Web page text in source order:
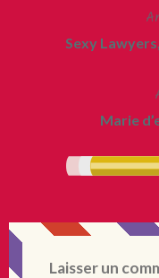
Sexy
Marie
Laisser un